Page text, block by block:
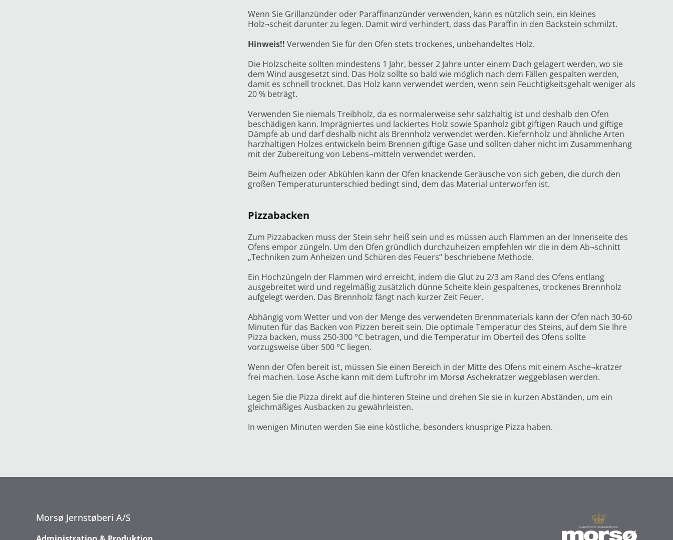
Wenn Sie Grillanzünder oder Paraffinanzünder verwenden, kann es nützlich sein, ein kleines
Holz¬scheit darunter zu legen. Damit wird verhindert, dass das Paraffin in den Backstein schmilzt.
Hinweis!! Verwenden Sie für den Ofen stets trockenes, unbehandeltes Holz.
Die Holzscheite sollten mindestens 1 Jahr, besser 2 Jahre unter einem Dach gelagert werden, wo sie
dem Wind ausgesetzt sind. Das Holz sollte so bald wie möglich nach dem Fällen gespalten werden,
damit es schnell trocknet. Das Holz kann verwendet werden, wenn sein Feuchtigkeitsgehalt weniger als
20 % beträgt.
Verwenden Sie niemals Treibholz, da es normalerweise sehr salzhaltig ist und deshalb den Ofen
beschädigen kann. Imprägniertes und lackiertes Holz sowie Spanholz gibt giftigen Rauch und giftige
Dämpfe ab und darf deshalb nicht als Brennholz verwendet werden. Kiefernholz und ähnliche Arten
harzhaltigen Holzes entwickeln beim Brennen giftige Gase und sollten daher nicht im Zusammenhang
mit der Zubereitung von Lebens¬mitteln verwendet werden.
Beim Aufheizen oder Abkühlen kann der Ofen knackende Geräusche von sich geben, die durch den
großen Temperaturunterschied bedingt sind, dem das Material unterworfen ist.
Pizzabacken
Zum Pizzabacken muss der Stein sehr heiß sein und es müssen auch Flammen an der Innenseite des
Ofens empor züngeln. Um den Ofen gründlich durchzuheizen empfehlen wir die in dem Ab¬schnitt
„Techniken zum Anheizen und Schüren des Feuers“ beschriebene Methode.
Ein Hochzüngeln der Flammen wird erreicht, indem die Glut zu 2/3 am Rand des Ofens entlang
ausgebreitet wird und regelmäßig zusätzlich dünne Scheite klein gespaltenes, trockenes Brennholz
aufgelegt werden. Das Brennholz fängt nach kurzer Zeit Feuer.
Abhängig vom Wetter und von der Menge des verwendeten Brennmaterials kann der Ofen nach 30-60
Minuten für das Backen von Pizzen bereit sein. Die optimale Temperatur des Steins, auf dem Sie Ihre
Pizza backen, muss 250-300 °C betragen, und die Temperatur im Oberteil des Ofens sollte
vorzugsweise über 500 °C liegen.
Wenn der Ofen bereit ist, müssen Sie einen Bereich in der Mitte des Ofens mit einem Asche¬kratzer
frei machen. Lose Asche kann mit dem Luftrohr im Morsø Aschekratzer weggeblasen werden.
Legen Sie die Pizza direkt auf die hinteren Steine und drehen Sie sie in kurzen Abständen, um ein
gleichmäßiges Ausbacken zu gewährleisten.
In wenigen Minuten werden Sie eine köstliche, besonders knusprige Pizza haben.
Morsø Jernstøberi A/S